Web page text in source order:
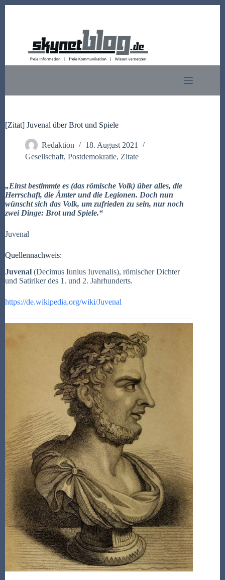
[Zitat] Juvenal über Brot und Spiele
Redaktion
18. August 2021
Gesellschaft, Postdemokratie, Zitate
„Einst bestimmte es (das römische Volk) über alles, die
Herrschaft, die Ämter und die Legionen. Doch nun
wünscht sich das Volk, um zufrieden zu sein, nur noch
zwei Dinge: Brot und Spiele.“
Juvenal
Quellennachweis:
Juvenal (Decimus Iunius Iuvenalis), römischer Dichter
und Satiriker des 1. und 2. Jahrhunderts.
https://de.wikipedia.org/wiki/Juvenal